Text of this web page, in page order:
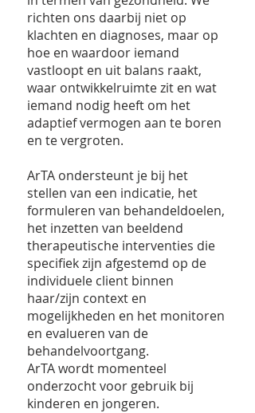
richten ons daarbij niet op
klachten en diagnoses, maar op
hoe en waardoor iemand
vastloopt en uit balans raakt,
waar ontwikkelruimte zit en wat
iemand nodig heeft om het
adaptief vermogen aan te boren
en te vergroten.
ArTA ondersteunt je bij het
stellen van een indicatie, het
formuleren van behandeldoelen,
het inzetten van beeldend
therapeutische interventies die
specifiek zijn afgestemd op de
individuele client binnen
haar/zijn context en
mogelijkheden en het monitoren
en evalueren van de
behandelvoortgang.
ArTA wordt momenteel
onderzocht voor gebruik bij
kinderen en jongeren.